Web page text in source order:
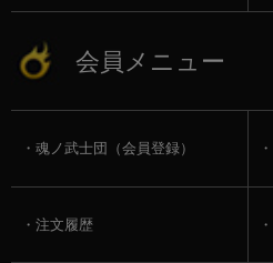
会員メニュー
魂ノ武士団（会員登録）
注文履歴